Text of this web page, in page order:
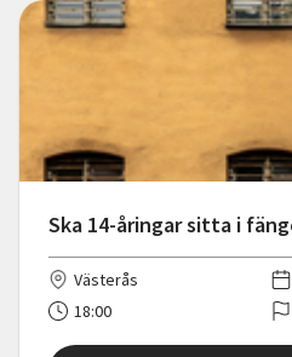
Ska 14-åringar sitta i
Västerås
18:00